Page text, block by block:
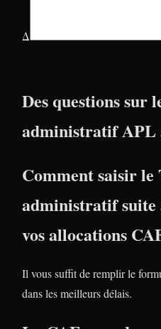
Δ
Des questions sur
administratif APL
Comment saisir
administratif suite
vos allocations
Il vous suffit de remplir le
dans les meilleurs délais.